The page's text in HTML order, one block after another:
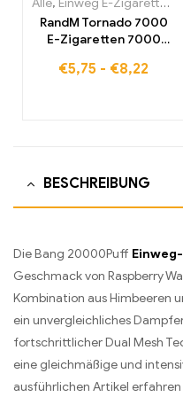
Alle, Einweg E-Zigaretten
RandM Tornado 7000
E-Zigaretten 7000
lagerraum
€5,75 - €8,22
BESCHREIBUNG
Die Bang 20000Puff
Geschmack von Raspberry
Kombination aus Himbeeren
ein unvergleichliches
fortschrittlicher Dual Mesh
eine gleichmäßige und
ausführlichen Artikel